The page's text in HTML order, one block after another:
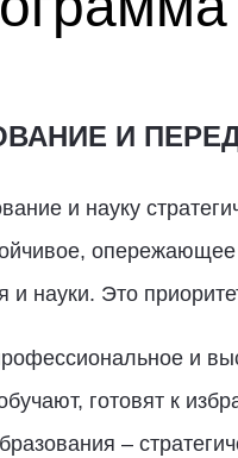
И
и науку
и науки. Это
и
готовят к
–